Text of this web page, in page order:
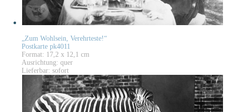
„Zum Wohlsein, Verehrteste!“
Postkarte pk4011
Format: 17,2 x 12,1 cm
Ausrichtung: quer
Lieferbar: sofort